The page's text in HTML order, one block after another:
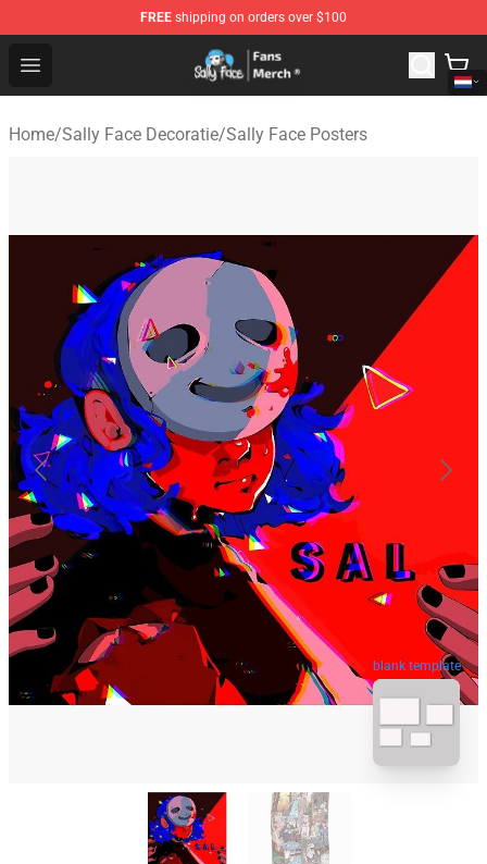
FREE shipping on orders over $100
Open menu
Sally Face Store - Official Sally Face Merchandise Shop
Home/Sally Face Decoratie/Sally Face Posters
blank template